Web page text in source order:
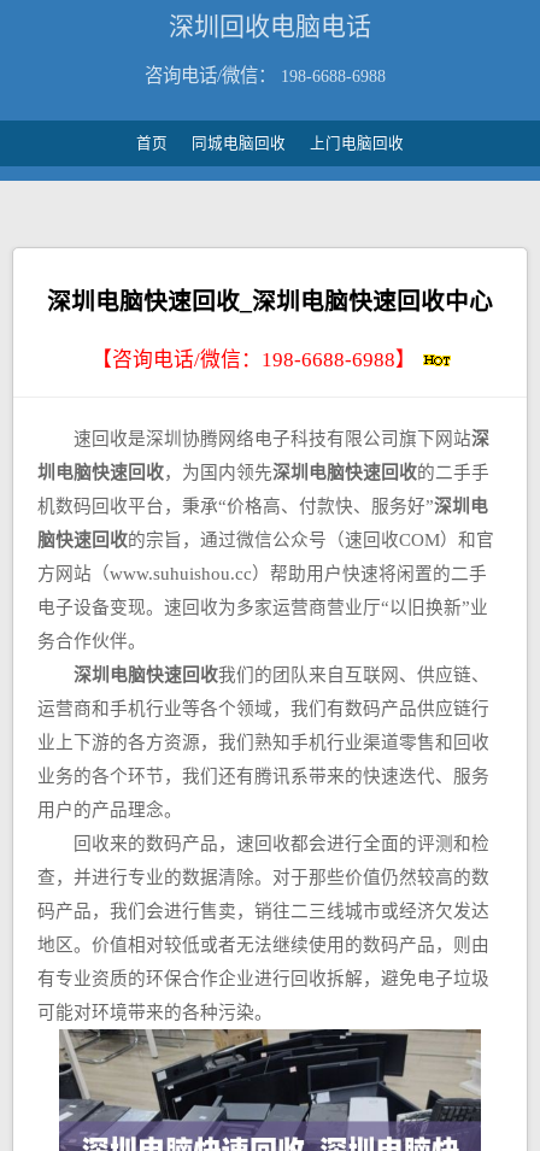
深圳回收电脑电话
咨询电话/微信： 198-6688-6988
首页 同城电脑回收 上门电脑回收
深圳电脑快速回收_深圳电脑快速回收中心
【咨询电话/微信： 198-6688-6988】
速回收是深圳协腾网络电子科技有限公司旗下网站深
圳电脑快速回收，为国内领先深圳电脑快速回收的二手手
机数码回收平台，秉承“价格高、付款快、服务好”深圳电
脑快速回收的宗旨，通过微信公众号（速回收COM）和官
方网站（www.suhuishou.cc）帮助用户快速将闲置的二手
电子设备变现。速回收为多家运营商营业厅“以旧换新”业
务合作伙伴。
深圳电脑快速回收我们的团队来自互联网、供应链、
运营商和手机行业等各个领域，我们有数码产品供应链行
业上下游的各方资源，我们熟知手机行业渠道零售和回收
业务的各个环节，我们还有腾讯系带来的快速迭代、服务
用户的产品理念。
回收来的数码产品，速回收都会进行全面的评测和检
查，并进行专业的数据清除。对于那些价值仍然较高的数
码产品，我们会进行售卖，销往二三线城市或经济欠发达
地区。价值相对较低或者无法继续使用的数码产品，则由
有专业资质的环保合作企业进行回收拆解，避免电子垃圾
可能对环境带来的各种污染。